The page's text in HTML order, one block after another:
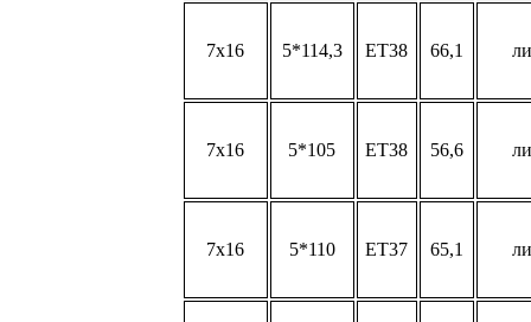
7x16 5*114,3 ET38 66,1
7x16 5*105 ET38 56,6
7x16 5*110 ET37 65,1